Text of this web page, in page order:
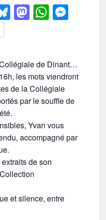
Bl
u
sk
y
M
a
o
d
o
n
W
h
s
A
p
p
M
e
n
er
de Dinant…
les mots viendront
de la Collégiale
par le souffle de
Yvan vous
accompagné par
de son
et silence, entre